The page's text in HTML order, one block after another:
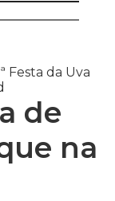
Festa da Uva
de
na